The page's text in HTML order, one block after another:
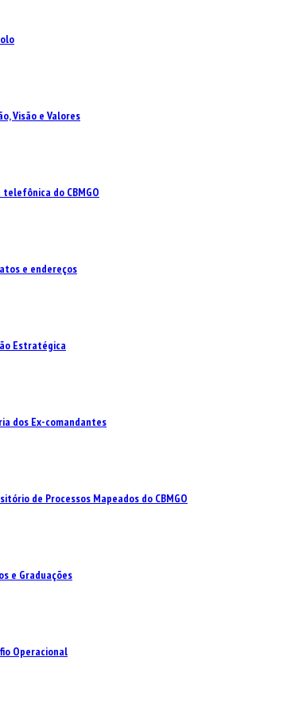
Visão e Valores
do CBMGO
e endereços
Estratégica
dos Ex-comandantes
de Processos Mapeados do CBMGO
e Graduações
Operacional